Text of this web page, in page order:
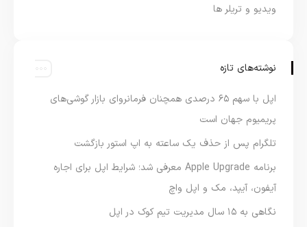
ویدیو و تریلر ها
نوشته‌های تازه
اپل با سهم ۶۵ درصدی همچنان فرمانروای بازار گوشی‌های
پریمیوم جهان است
تلگرام پس از حذف یک ساعته به اپ استور بازگشت
برنامه Apple Upgrade معرفی شد؛ شرایط اپل برای اجاره
آیفون، آیپد، مک و اپل واچ
نگاهی به ۱۵ سال مدیریت تیم کوک در اپل